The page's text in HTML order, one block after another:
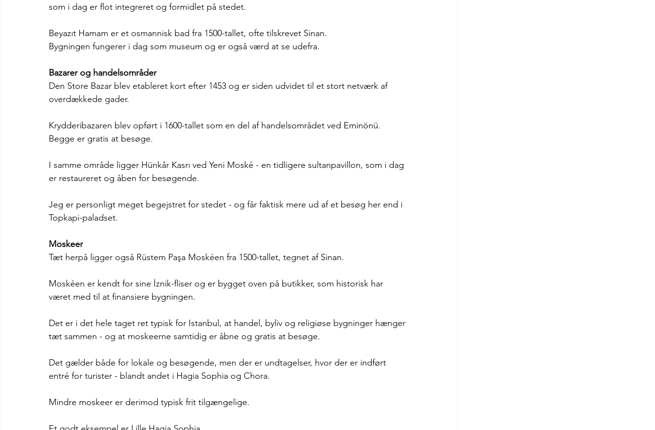
som i dag er flot integreret og formidlet på stedet.
Beyazıt Hamam er et osmannisk bad fra 1500-tallet, ofte tilskrevet Sinan.
Bygningen fungerer i dag som museum og er også værd at se udefra.
Bazarer og handelsområder
Den Store Bazar blev etableret kort efter 1453 og er siden udvidet til et stort netværk af
overdækkede gader.
Krydderibazaren blev opført i 1600-tallet som en del af handelsområdet ved Eminönü.
Begge er gratis at besøge.
I samme område ligger Hünkâr Kasrı ved Yeni Moské - en tidligere sultanpavillon, som i dag
er restaureret og åben for besøgende.
Jeg er personligt meget begejstret for stedet - og får faktisk mere ud af et besøg her end i
Topkapi-paladset.
Moskeer
Tæt herpå ligger også Rüstem Paşa Moskéen fra 1500-tallet, tegnet af Sinan.
Moskéen er kendt for sine İznik-fliser og er bygget oven på butikker, som historisk har
været med til at finansiere bygningen.
Det er i det hele taget ret typisk for Istanbul, at handel, byliv og religiøse bygninger hænger
tæt sammen - og at moskeerne samtidig er åbne og gratis at besøge.
Det gælder både for lokale og besøgende, men der er undtagelser, hvor der er indført
entré for turister - blandt andet i Hagia Sophia og Chora.
Mindre moskeer er derimod typisk frit tilgængelige.